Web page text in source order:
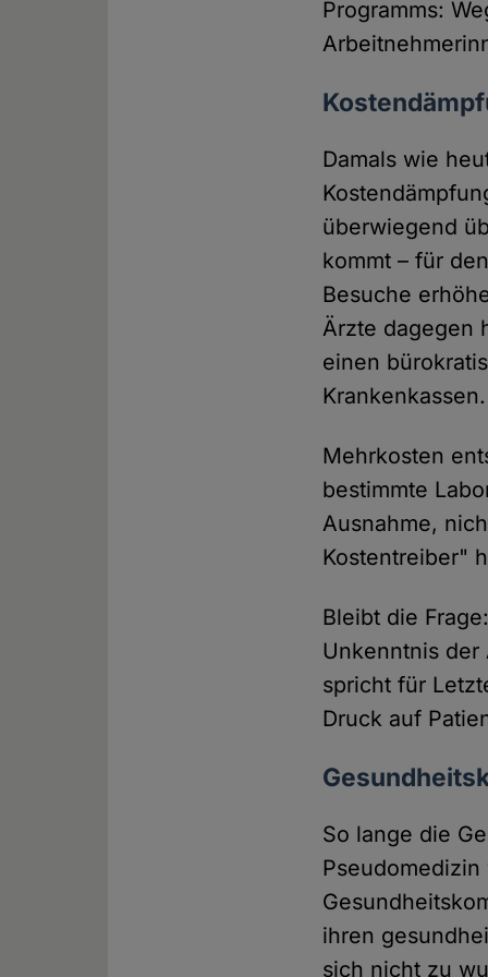
Programms:
Damals wie
überwiegend
kommt – für
Besuche
Ärzte dagegen
einen
Krankenkassen.
Mehrkosten
bestimmte
Ausnahme,
Kostentreiber"
Bleibt die
Unkenntnis der
spricht für
Druck auf
So lange die
ihren
sich nicht zu